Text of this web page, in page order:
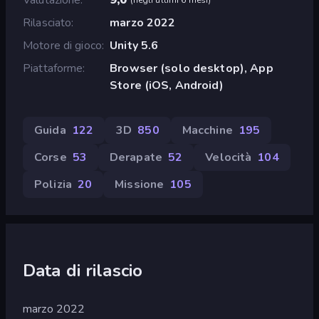
Rilasciato
marzo 2022
Motore di gioco Unity 5.6
Piattaforme
Browser (solo desktop), App
Store (iOS, Android)
Guida 122 3D 850 Macchine 195
Corse 53 Derapate 52 Velocità 104
Polizia 20 Missione 105
Data di rilascio
marzo 2022